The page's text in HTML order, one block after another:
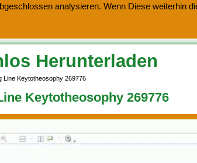
analysieren. Wenn Diese weiterhin
Herunterladen
Line Keytotheosophy 269776
Keytotheosophy 269776